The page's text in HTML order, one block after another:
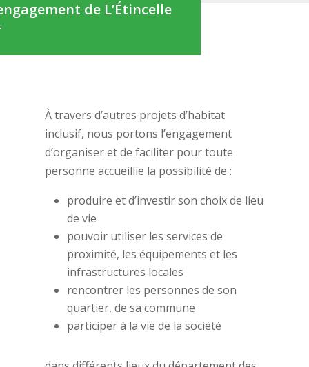
de L’Étincelle
À travers d’autres projets d’habitat
inclusif, nous portons l’engagement
d’organiser et de faciliter pour toute
personne accueillie la possibilité de :
produire et d’investir son choix de lieu
de vie
pouvoir utiliser les services de
proximité, les équipements et les
infrastructures locales
rencontrer les personnes de son
quartier, de sa commune
participer à la vie de la société